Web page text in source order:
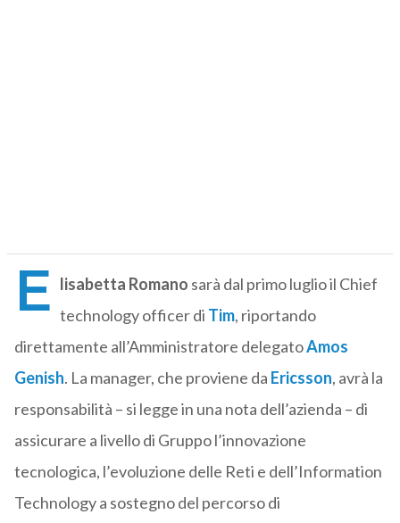
E lisabetta Romano sarà dal primo luglio il Chief
technology officer di Tim, riportando
direttamente all’Amministratore delegatoAmos
Genish. La manager, che proviene da Ericsson, avrà la
responsabilità – si legge in una nota dell’azienda – di
assicurare a livello di Gruppo l’innovazione
tecnologica, l’evoluzione delle Reti e dell’Information
Technology a sostegno del percorso di